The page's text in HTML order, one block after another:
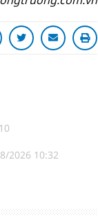
2026 10:32